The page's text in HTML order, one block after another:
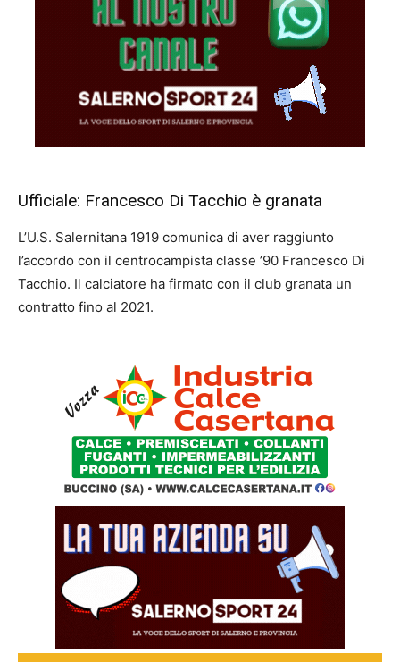
Ufficiale: Francesco Di Tacchio è granata
L’U.S. Salernitana 1919 comunica di aver raggiunto
l’accordo con il centrocampista classe ’90 Francesco Di
Tacchio. Il calciatore ha firmato con il club granata un
contratto fino al 2021.